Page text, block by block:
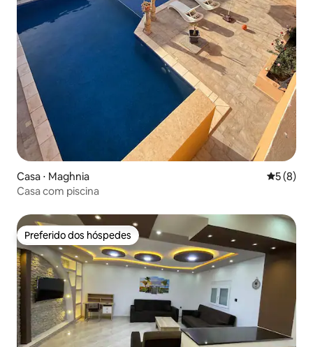
Casa ⋅ Maghnia 5 de
5 (8)
Casa com piscina
Preferido dos hóspedes
Preferido dos hóspedes